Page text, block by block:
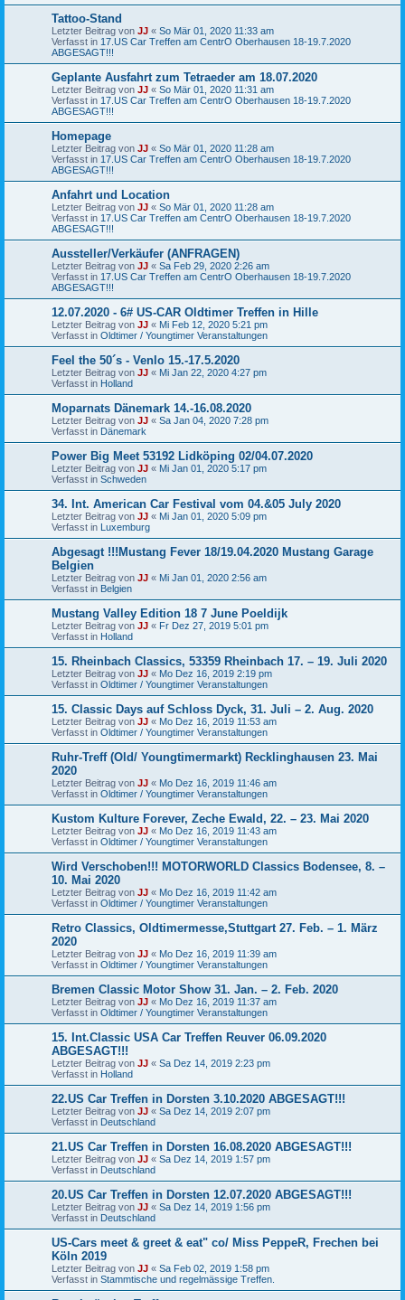
Tattoo-Stand
Letzter Beitrag von JJ « So Mär 01, 2020 11:33 am
Verfasst in 17.US Car Treffen am CentrO Oberhausen 18-19.7.2020
ABGESAGT!!!
Geplante Ausfahrt zum Tetraeder am 18.07.2020
Letzter Beitrag von JJ « So Mär 01, 2020 11:31 am
Verfasst in 17.US Car Treffen am CentrO Oberhausen 18-19.7.2020
ABGESAGT!!!
Homepage
Letzter Beitrag von JJ « So Mär 01, 2020 11:28 am
Verfasst in 17.US Car Treffen am CentrO Oberhausen 18-19.7.2020
ABGESAGT!!!
Anfahrt und Location
Letzter Beitrag von JJ « So Mär 01, 2020 11:28 am
Verfasst in 17.US Car Treffen am CentrO Oberhausen 18-19.7.2020
ABGESAGT!!!
Aussteller/Verkäufer (ANFRAGEN)
Letzter Beitrag von JJ « Sa Feb 29, 2020 2:26 am
Verfasst in 17.US Car Treffen am CentrO Oberhausen 18-19.7.2020
ABGESAGT!!!
12.07.2020 - 6# US-CAR Oldtimer Treffen in Hille
Letzter Beitrag von JJ « Mi Feb 12, 2020 5:21 pm
Verfasst in Oldtimer / Youngtimer Veranstaltungen
Feel the 50´s - Venlo 15.-17.5.2020
Letzter Beitrag von JJ « Mi Jan 22, 2020 4:27 pm
Verfasst in Holland
Moparnats Dänemark 14.-16.08.2020
Letzter Beitrag von JJ « Sa Jan 04, 2020 7:28 pm
Verfasst in Dänemark
Power Big Meet 53192 Lidköping 02/04.07.2020
Letzter Beitrag von JJ « Mi Jan 01, 2020 5:17 pm
Verfasst in Schweden
34. Int. American Car Festival vom 04.&05 July 2020
Letzter Beitrag von JJ « Mi Jan 01, 2020 5:09 pm
Verfasst in Luxemburg
Abgesagt !!!Mustang Fever 18/19.04.2020 Mustang Garage
Belgien
Letzter Beitrag von JJ « Mi Jan 01, 2020 2:56 am
Verfasst in Belgien
Mustang Valley Edition 18 7 June Poeldijk
Letzter Beitrag von JJ « Fr Dez 27, 2019 5:01 pm
Verfasst in Holland
15. Rheinbach Classics, 53359 Rheinbach 17. – 19. Juli 2020
Letzter Beitrag von JJ « Mo Dez 16, 2019 2:19 pm
Verfasst in Oldtimer / Youngtimer Veranstaltungen
15. Classic Days auf Schloss Dyck, 31. Juli – 2. Aug. 2020
Letzter Beitrag von JJ « Mo Dez 16, 2019 11:53 am
Verfasst in Oldtimer / Youngtimer Veranstaltungen
Ruhr-Treff (Old/ Youngtimermarkt) Recklinghausen 23. Mai
2020
Letzter Beitrag von JJ « Mo Dez 16, 2019 11:46 am
Verfasst in Oldtimer / Youngtimer Veranstaltungen
Kustom Kulture Forever, Zeche Ewald, 22. – 23. Mai 2020
Letzter Beitrag von JJ « Mo Dez 16, 2019 11:43 am
Verfasst in Oldtimer / Youngtimer Veranstaltungen
Wird Verschoben!!! MOTORWORLD Classics Bodensee, 8. –
10. Mai 2020
Letzter Beitrag von JJ « Mo Dez 16, 2019 11:42 am
Verfasst in Oldtimer / Youngtimer Veranstaltungen
Retro Classics, Oldtimermesse,Stuttgart 27. Feb. – 1. März
2020
Letzter Beitrag von JJ « Mo Dez 16, 2019 11:39 am
Verfasst in Oldtimer / Youngtimer Veranstaltungen
Bremen Classic Motor Show 31. Jan. – 2. Feb. 2020
Letzter Beitrag von JJ « Mo Dez 16, 2019 11:37 am
Verfasst in Oldtimer / Youngtimer Veranstaltungen
15. Int.Classic USA Car Treffen Reuver 06.09.2020
ABGESAGT!!!
Letzter Beitrag von JJ « Sa Dez 14, 2019 2:23 pm
Verfasst in Holland
22.US Car Treffen in Dorsten 3.10.2020 ABGESAGT!!!
Letzter Beitrag von JJ « Sa Dez 14, 2019 2:07 pm
Verfasst in Deutschland
21.US Car Treffen in Dorsten 16.08.2020 ABGESAGT!!!
Letzter Beitrag von JJ « Sa Dez 14, 2019 1:57 pm
Verfasst in Deutschland
20.US Car Treffen in Dorsten 12.07.2020 ABGESAGT!!!
Letzter Beitrag von JJ « Sa Dez 14, 2019 1:56 pm
Verfasst in Deutschland
US-Cars meet & greet & eat" co/ Miss PeppeR, Frechen bei
Köln 2019
Letzter Beitrag von JJ « Sa Feb 02, 2019 1:58 pm
Verfasst in Stammtische und regelmässige Treffen.